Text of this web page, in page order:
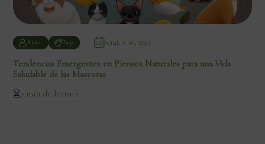
Autor Tags octubre 16, 2025
Tendencias Emergentes en Piensos Naturales para una Vida
Saludable de las Mascotas
7 min de lectura